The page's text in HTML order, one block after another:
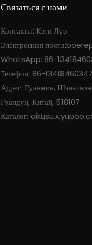
Связаться с нами
Контакты: Кэти Луо
Электронная почта:
WhatsApp: 86-
Телефон: 86-13418460347
Адрес: Гуанмин,
Гуандун, Китай, 518107
Каталог: